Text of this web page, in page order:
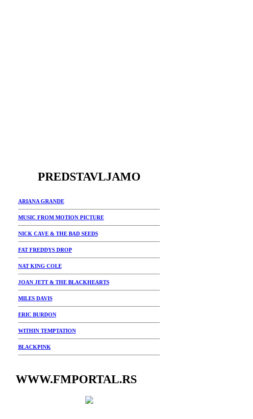
PREDSTAVLJAMO
ARIANA GRANDE
MUSIC FROM MOTION PICTURE
NICK CAVE & THE BAD SEEDS
FAT FREDDYS DROP
NAT KING COLE
JOAN JETT & THE BLACKHEARTS
MILES DAVIS
ERIC BURDON
WITHIN TEMPTATION
BLACKPINK
WWW.FMPORTAL.RS